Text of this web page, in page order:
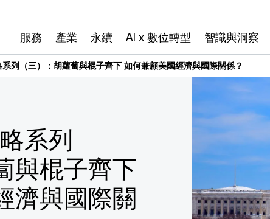
服務 產業 永續 AI x 數位轉型 智識與洞察
列（三）：胡蘿蔔與棍子齊下 如何兼顧美國經濟與國際關係？
系列
與棍子齊下
濟與國際關